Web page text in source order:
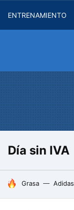
ENTRENAMIENTO
Día sin IVA
HOY SE HABLA DE
Grasa Adidas